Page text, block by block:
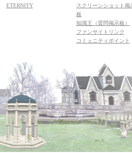
ETERNITY
スクリーンショット掲
板
知識王（質問掲示板）
ファンサイトリンク
コミュニティポイント